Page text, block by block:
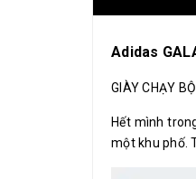
Adidas
GIÀY CHẠY
Hết mình
một khu phố.